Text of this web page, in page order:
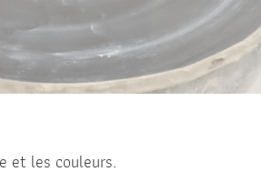
et les couleurs.